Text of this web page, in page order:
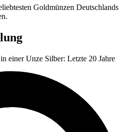
Goldmünzen Deutschlands
in einer Unze Silber: Letzte 20 Jahre